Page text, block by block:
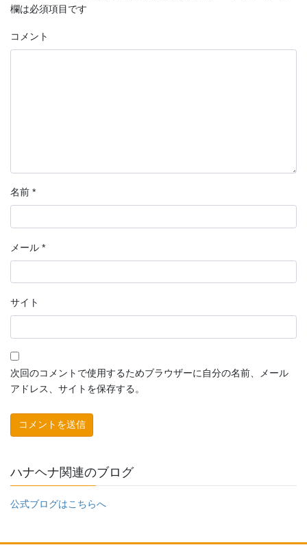
欄は必須項目です
コメント
名前 *
メール *
サイト
次回のコメントで使用するためブラウザーに自分の名前、メール
アドレス、サイトを保存する。
ハナヘナ関連のブログ
公式ブログはこちらへ